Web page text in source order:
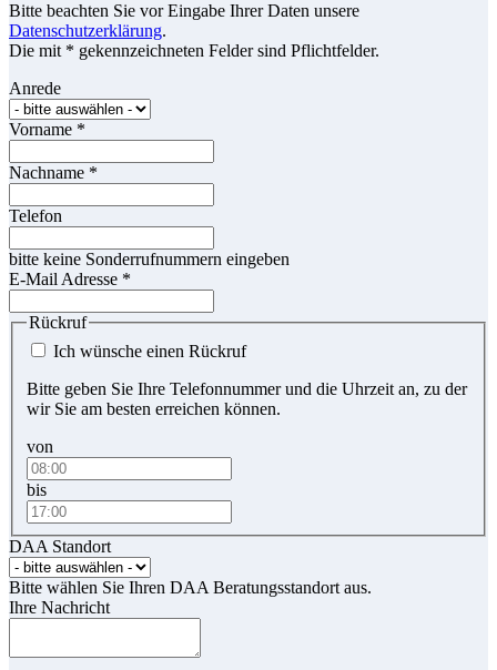
Bitte beachten Sie vor Eingabe Ihrer Daten unsere
Datenschutzerklärung.
Die mit * gekennzeichneten Felder sind Pflichtfelder.
Anrede
Vorname *
Nachname *
Telefon
bitte keine Sonderrufnummern eingeben
E-Mail Adresse *
Rückruf
Ich wünsche einen Rückruf
Bitte geben Sie Ihre Telefonnummer und die Uhrzeit an, zu der
wir Sie am besten erreichen können.
von
bis
DAA Standort
Bitte wählen Sie Ihren DAA Beratungsstandort aus.
Ihre Nachricht